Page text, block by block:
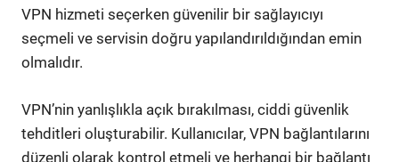
VPN hizmeti seçerken güvenilir bir sağlayıcıyı
seçmeli ve servisin doğru yapılandırıldığından emin
olmalıdır.
VPN’nin yanlışlıkla açık bırakılması, ciddi güvenlik
tehditleri oluşturabilir. Kullanıcılar, VPN bağlantılarını
düzenli olarak kontrol etmeli ve herhangi bir bağlantı